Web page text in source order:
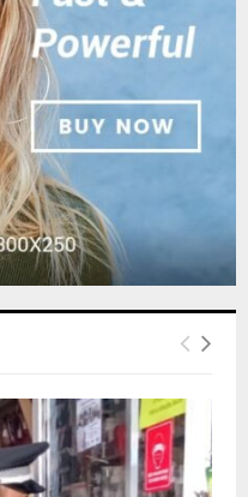
C